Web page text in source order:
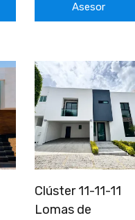
Asesor
Clúster 11-11-11
Lomas de